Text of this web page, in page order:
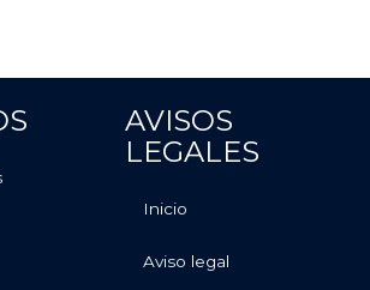
AVISOS
LEGALES
Inicio
Aviso legal